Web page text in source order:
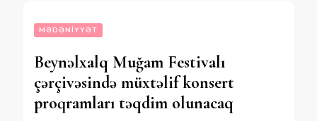
MƏDƏNIYYƏT
Beynəlxalq Muğam Festivalı
çərçivəsində müxtəlif konsert
proqramları təqdim olunacaq